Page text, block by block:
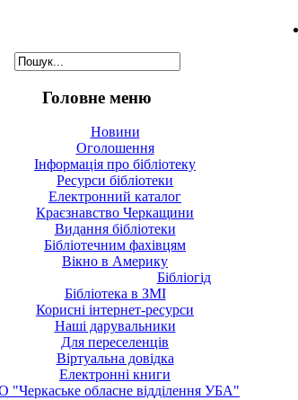
Головне меню
Новини
Оголошення
Інформація про бібліотеку
Ресурси бібліотеки
Електронний каталог
Краєзнавство Черкащини
Видання бібліотеки
Бібліотечним фахівцям
Вікно в Америку
Бібліогід
Бібліотека в ЗМІ
Корисні інтернет-ресурси
Наші дарувальники
Для переселенців
Віртуальна довідка
Електронні книги
"Черкаське обласне відділення УБА"